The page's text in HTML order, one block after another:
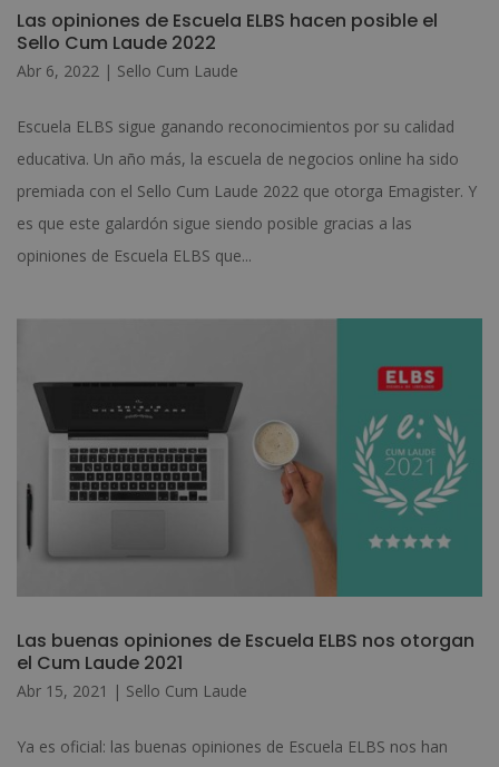
Las opiniones de Escuela ELBS hacen posible el
Sello Cum Laude 2022
Abr 6, 2022 | Sello Cum Laude
Escuela ELBS sigue ganando reconocimientos por su calidad
educativa. Un año más, la escuela de negocios online ha sido
premiada con el Sello Cum Laude 2022 que otorga Emagister. Y
es que este galardón sigue siendo posible gracias a las
opiniones de Escuela ELBS que...
Las buenas opiniones de Escuela ELBS nos otorgan
el Cum Laude 2021
Abr 15, 2021 | Sello Cum Laude
Ya es oficial: las buenas opiniones de Escuela ELBS nos han